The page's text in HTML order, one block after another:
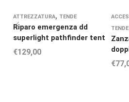
ATTREZZATURA, TENDE
Riparo emergenza dd
superlight pathfinder tent
€129,00
TENDE
€